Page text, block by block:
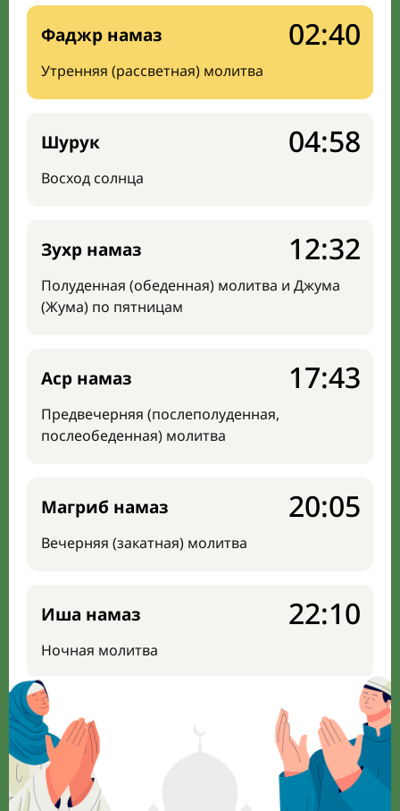
Фаджр намаз
Утренняя (рассветная) молитва
02:40
Шурук
Восход солнца
04:58
Зухр намаз
Полуденная (обеденная) молитва и Джума
(Жума) по пятницам
12:32
Аср намаз
Предвечерняя (послеполуденная,
послеобеденная) молитва
17:43
Магриб намаз
Вечерняя (закатная) молитва
20:05
Иша намаз
Ночная молитва
22:10